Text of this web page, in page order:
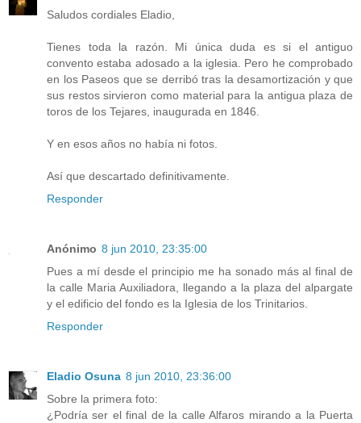
Saludos cordiales Eladio,
Tienes toda la razón. Mi única duda es si el antiguo
convento estaba adosado a la iglesia. Pero he comprobado
en los Paseos que se derribó tras la desamortización y que
sus restos sirvieron como material para la antigua plaza de
toros de los Tejares, inaugurada en 1846.
Y en esos años no había ni fotos.
Así que descartado definitivamente.
Responder
Anónimo 8 jun 2010, 23:35:00
Pues a mí desde el principio me ha sonado más al final de
la calle Maria Auxiliadora, llegando a la plaza del alpargate
y el edificio del fondo es la Iglesia de los Trinitarios.
Responder
Eladio Osuna 8 jun 2010, 23:36:00
Sobre la primera foto:
¿Podría ser el final de la calle Alfaros mirando a la Puerta